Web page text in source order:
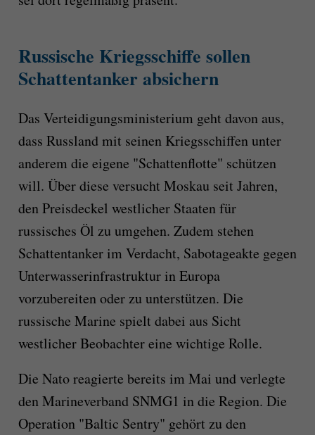
Russische Kriegsschiffe sollen
Schattentanker absichern
Das Verteidigungsministerium geht davon aus,
dass Russland mit seinen Kriegsschiffen unter
anderem die eigene "Schattenflotte" schützen
will. Über diese versucht Moskau seit Jahren,
den Preisdeckel westlicher Staaten für
russisches Öl zu umgehen. Zudem stehen
Schattentanker im Verdacht, Sabotageakte gegen
Unterwasserinfrastruktur in Europa
vorzubereiten oder zu unterstützen. Die
russische Marine spielt dabei aus Sicht
westlicher Beobachter eine wichtige Rolle.
Die Nato reagierte bereits im Mai und verlegte
den Marineverband SNMG1 in die Region. Die
Operation "Baltic Sentry" gehört zu den